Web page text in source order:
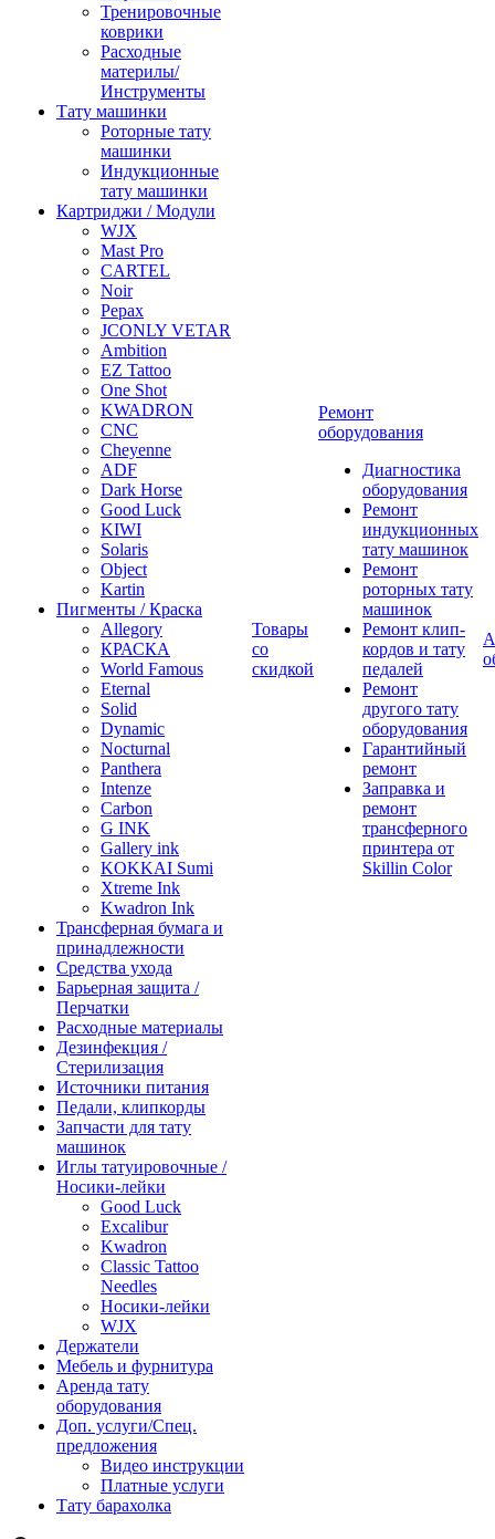
Тренировочные
коврики
Расходные
материлы/
Инструменты
Тату машинки
Роторные тату
машинки
Индукционные
тату машинки
Картриджи / Модули
WJX
Mast Pro
CARTEL
Noir
Pepax
JCONLY VETAR
Ambition
EZ Tattoo
One Shot
KWADRON
CNC
Cheyenne
ADF
Dark Horse
Good Luck
KIWI
Solaris
Object
Kartin
Пигменты / Краска
Allegory
КРАСКА
World Famous
Eternal
Solid
Dynamic
Nocturnal
Panthera
Intenze
Carbon
G INK
Gallery ink
KOKKAI Sumi
Xtreme Ink
Kwadron Ink
Трансферная бумага и
принадлежности
Средства ухода
Барьерная защита /
Перчатки
Расходные материалы
Дезинфекция /
Стерилизация
Источники питания
Педали, клипкорды
Запчасти для тату
машинок
Иглы татуировочные /
Носики-лейки
Good Luck
Excalibur
Kwadron
Classic Tattoo
Needles
Носики-лейки
WJX
Держатели
Мебель и фурнитура
Аренда тату
оборудования
Доп. услуги/Спец.
предложения
Видео инструкции
Платные услуги
Тату барахолка
Товары
со
скидкой
Ремонт
оборудования
Диагностика
оборудования
Ремонт
индукционных
тату машинок
Ремонт
роторных тату
машинок
Ремонт клип-
кордов и тату
педалей
Ремонт
другого тату
оборудования
Гарантийный
ремонт
Заправка и
ремонт
трансферного
принтера от
Skillin Color